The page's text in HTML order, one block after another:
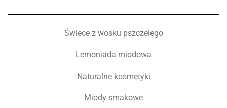
Świece z wosku pszczelego
Lemoniada miodowa
Naturalne kosmetyki
Miody smakowe